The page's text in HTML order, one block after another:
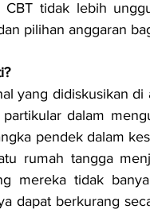
CBT tidak lebih
pilihan anggaran
yang didiskusikan
dalam
pendek dalam
rumah tangga
mereka tidak
dapat berkurang